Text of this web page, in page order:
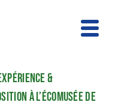
&
À L’ÉCOMUSÉE DE